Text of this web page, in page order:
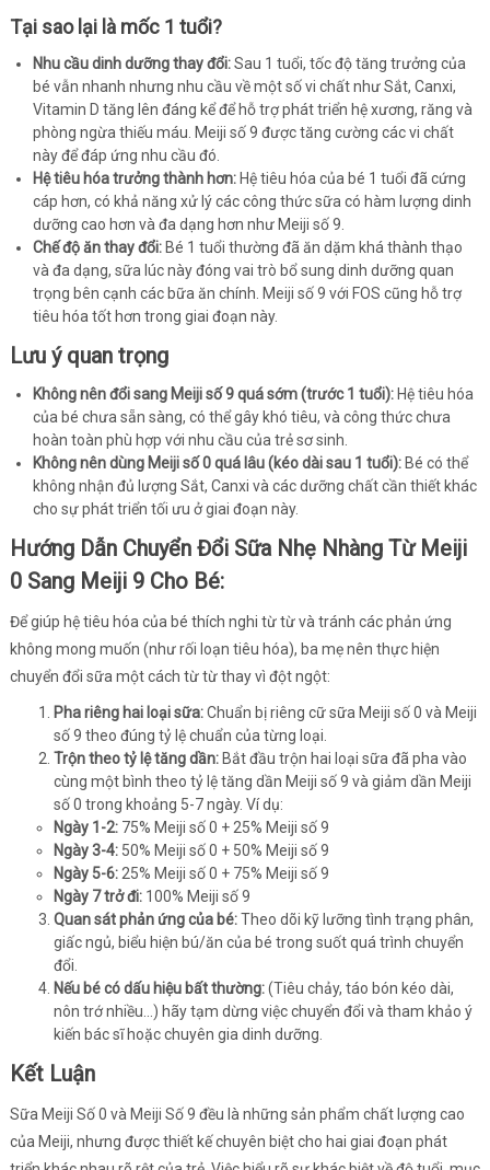
Tại sao lại là mốc 1 tuổi?
Nhu cầu dinh dưỡng thay đổi:Sau 1 tuổi, tốc độ tăng trưởng của
bé vẫn nhanh nhưng nhu cầu về một số vi chất như Sắt, Canxi,
Vitamin D tăng lên đáng kể để hỗ trợ phát triển hệ xương, răng và
phòng ngừa thiếu máu. Meiji số 9 được tăng cường các vi chất
này để đáp ứng nhu cầu đó.
Hệ tiêu hóa trưởng thành hơn: Hệ tiêu hóa của bé 1 tuổi đã cứng
cáp hơn, có khả năng xử lý các công thức sữa có hàm lượng dinh
dưỡng cao hơn và đa dạng hơn như Meiji số 9.
Chế độ ăn thay đổi: Bé 1 tuổi thường đã ăn dặm khá thành thạo
và đa dạng, sữa lúc này đóng vai trò bổ sung dinh dưỡng quan
trọng bên cạnh các bữa ăn chính. Meiji số 9 với FOS cũng hỗ trợ
tiêu hóa tốt hơn trong giai đoạn này.
Lưu ý quan trọng
Không nên đổi sang Meiji số 9 quá sớm (trước 1 tuổi): Hệ tiêu hóa
của bé chưa sẵn sàng, có thể gây khó tiêu, và công thức chưa
hoàn toàn phù hợp với nhu cầu của trẻ sơ sinh.
Không nên dùng Meiji số 0 quá lâu (kéo dài sau 1 tuổi): Bé có thể
không nhận đủ lượng Sắt, Canxi và các dưỡng chất cần thiết khác
cho sự phát triển tối ưu ở giai đoạn này.
Hướng Dẫn Chuyển Đổi Sữa Nhẹ Nhàng Từ Meiji
0 Sang Meiji 9 Cho Bé:
Để giúp hệ tiêu hóa của bé thích nghi từ từ và tránh các phản ứng
không mong muốn (như rối loạn tiêu hóa), ba mẹ nên thực hiện
chuyển đổi sữa một cách từ từ thay vì đột ngột:
Pha riêng hai loại sữa:Chuẩn bị riêng cữ sữa Meiji số 0 và Meiji
số 9 theo đúng tỷ lệ chuẩn của từng loại.
Trộn theo tỷ lệ tăng dần:Bắt đầu trộn hai loại sữa đã pha vào
cùng một bình theo tỷ lệ tăng dần Meiji số 9 và giảm dần Meiji
số 0 trong khoảng 5-7 ngày. Ví dụ:
Ngày 1-2:75% Meiji số 0 + 25% Meiji số 9
Ngày 3-4:50% Meiji số 0 + 50% Meiji số 9
Ngày 5-6:25% Meiji số 0 + 75% Meiji số 9
Ngày 7 trở đi:100% Meiji số 9
Quan sát phản ứng của bé:Theo dõi kỹ lưỡng tình trạng phân,
giấc ngủ, biểu hiện bú/ăn của bé trong suốt quá trình chuyển
đổi.
Nếu bé có dấu hiệu bất thường:(Tiêu chảy, táo bón kéo dài,
nôn trớ nhiều...) hãy tạm dừng việc chuyển đổi và tham khảo ý
kiến bác sĩ hoặc chuyên gia dinh dưỡng.
Kết Luận
Sữa Meiji Số 0 và Meiji Số 9 đều là những sản phẩm chất lượng cao
của Meiji, nhưng được thiết kế chuyên biệt cho hai giai đoạn phát